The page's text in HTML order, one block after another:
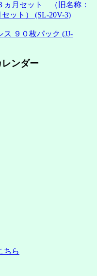
月セット （旧名称：
ット） (SL-20V-3)
９０枚パック (JJ-
ンダー